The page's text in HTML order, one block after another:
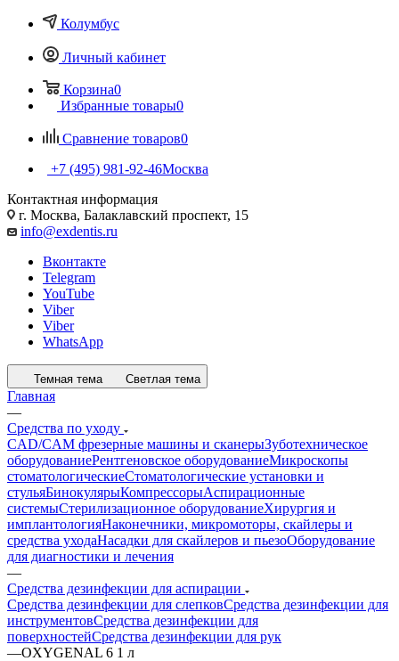
Колумбус
Личный кабинет
Корзина0
Избранные товары0
Сравнение товаров0
+7 (495) 981-92-46Москва
Контактная информация
г. Москва, Балаклавский проспект, 15
info@exdentis.ru
Вконтакте
Telegram
YouTube
Viber
Viber
WhatsApp
Темная тема Светлая тема
Главная
—
Средства по уходу
CAD/CAM фрезерные машины и сканерыЗуботехническое
оборудованиеРентгеновское оборудованиеМикроскопы
стоматологическиеСтоматологические установки и
стульяБинокулярыКомпрессорыАспирационные
системыСтерилизационное оборудованиеХирургия и
имплантологияНаконечники, микромоторы, скайлеры и
средства уходаНасадки для скайлеров и пьезоОборудование
для диагностики и лечения
—
Средства дезинфекции для аспирации
Средства дезинфекции для слепковСредства дезинфекции для
инструментовСредства дезинфекции для
поверхностейСредства дезинфекции для рук
—OXYGENAL 6 1 л